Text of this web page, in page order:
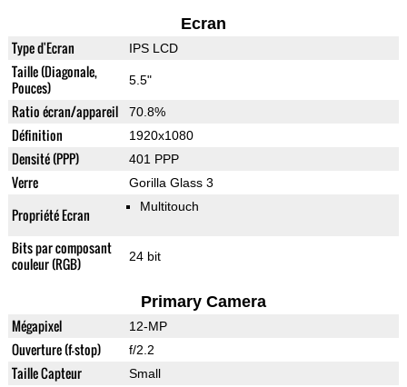
Ecran
Type d'Ecran IPS LCD
Taille (Diagonale,
Pouces)
5.5"
Ratio écran/appareil 70.8%
Définition 1920x1080
Densité (PPP) 401 PPP
Verre Gorilla Glass 3
Propriété Ecran Multitouch
Bits par composant
couleur (RGB)
24 bit
Primary Camera
Mégapixel 12-MP
Ouverture (f-stop) f/2.2
Taille Capteur Small